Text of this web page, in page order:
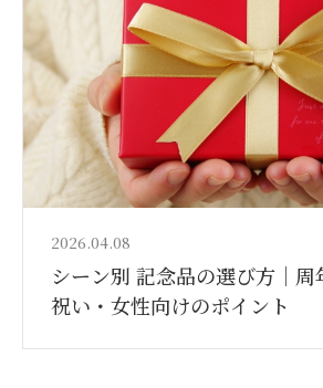
2026.04.08
シーン別 記念品の選び方｜
祝い・女性向けのポイント